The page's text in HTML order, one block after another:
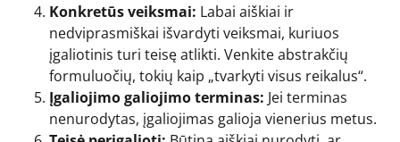
Konkretūs veiksmai: Labai aiškiai ir
nedviprasmiškai išvardyti veiksmai, kuriuos
įgaliotinis turi teisę atlikti. Venkite abstrakčių
formuluočių, tokių kaip „tvarkyti visus reikalus“.
Įgaliojimo galiojimo terminas: Jei terminas
nenurodytas, įgaliojimas galioja vienerius metus.